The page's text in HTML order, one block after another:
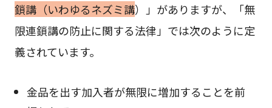
鎖講（いわゆるネズミ講）」がありますが、「無
限連鎖講の防止に関する法律」では次のように定
義されています。
金品を出す加入者が無限に増加することを前